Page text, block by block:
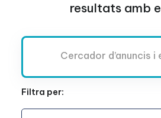
resultats amb
Filtra per:
Àmbit Funcional